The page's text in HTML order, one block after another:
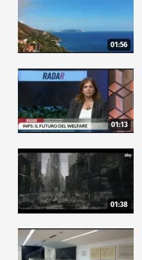
01:56
01:13
01:38